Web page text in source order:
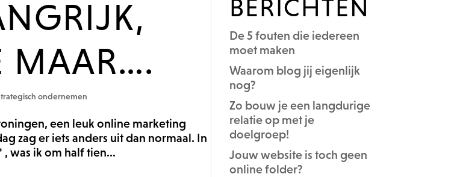
MAAR….
ondernemen
een leuk online marketing
zag er iets anders uit dan normaal. In
was ik om half tien...
BERICHTEN
De 5 fouten die iedereen
moet maken
Waarom blog jij eigenlijk
nog?
Zo bouw je een langdurige
relatie op met je
doelgroep!
Jouw website is toch geen
online folder?